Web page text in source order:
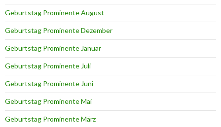
Geburtstag Prominente August
Geburtstag Prominente Dezember
Geburtstag Prominente Januar
Geburtstag Prominente Juli
Geburtstag Prominente Juni
Geburtstag Prominente Mai
Geburtstag Prominente März